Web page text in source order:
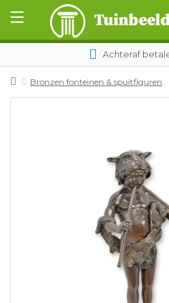
Achteraf
Bronzen fonteinen & spuitfiguren